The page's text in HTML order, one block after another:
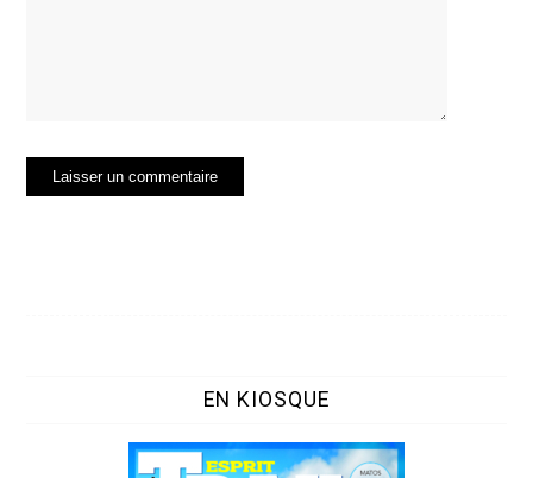
EN KIOSQUE